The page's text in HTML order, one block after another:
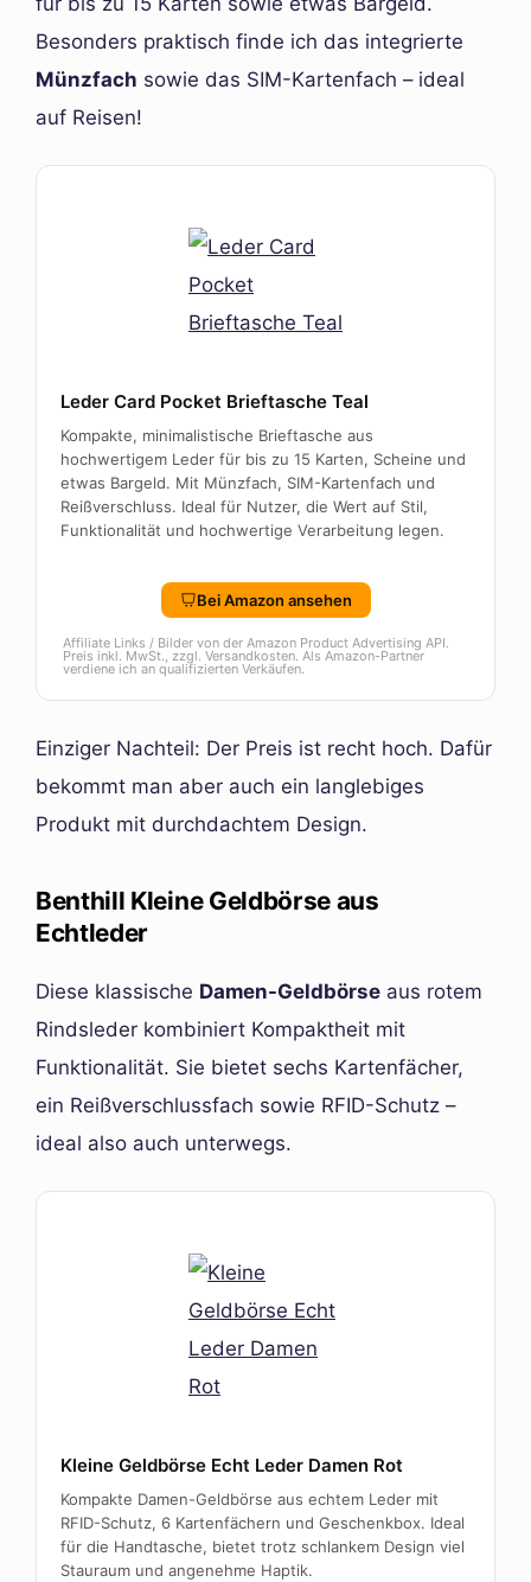
Besonders praktisch finde ich das integrierte
Münzfach sowie das SIM-Kartenfach – ideal
auf Reisen!
Leder Card Pocket Brieftasche Teal
Kompakte, minimalistische Brieftasche aus
hochwertigem Leder für bis zu 15 Karten, Scheine und
etwas Bargeld. Mit Münzfach, SIM-Kartenfach und
Reißverschluss. Ideal für Nutzer, die Wert auf Stil,
Funktionalität und hochwertige Verarbeitung legen.
Bei Amazon ansehen
Affiliate Links / Bilder von der Amazon Product Advertising API.
Preis inkl. MwSt., zzgl. Versandkosten. Als Amazon-Partner
verdiene ich an qualifizierten Verkäufen.
Einziger Nachteil: Der Preis ist recht hoch. Dafür
bekommt man aber auch ein langlebiges
Produkt mit durchdachtem Design.
Benthill Kleine Geldbörse aus
Echtleder
Diese klassische Damen-Geldbörse aus rotem
Rindsleder kombiniert Kompaktheit mit
Funktionalität. Sie bietet sechs Kartenfächer,
ein Reißverschlussfach sowie RFID-Schutz –
ideal also auch unterwegs.
Kleine Geldbörse Echt Leder Damen Rot
Kompakte Damen-Geldbörse aus echtem Leder mit
RFID-Schutz, 6 Kartenfächern und Geschenkbox. Ideal
für die Handtasche, bietet trotz schlankem Design viel
Stauraum und angenehme Haptik.